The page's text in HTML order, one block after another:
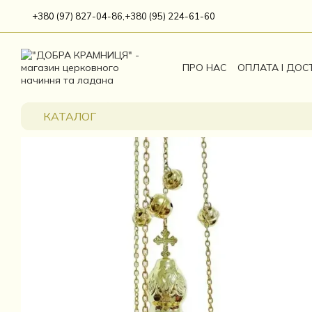
Перейти до основного контенту
+380 (97) 827-04-86, +380 (95) 224-61-60
ПРО НАС ОПЛАТА І
КАТАЛОГ